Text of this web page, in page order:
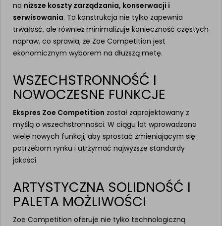
na niższe koszty zarządzania, konserwacji i
serwisowania. Ta konstrukcja nie tylko zapewnia
trwałość, ale również minimalizuje konieczność częstych
napraw, co sprawia, że Zoe Competition jest
ekonomicznym wyborem na dłuższą metę.
WSZECHSTRONNOŚĆ I
NOWOCZESNE FUNKCJE
Ekspres Zoe Competition został zaprojektowany z
myślą o wszechstronności. W ciągu lat wprowadzono
wiele nowych funkcji, aby sprostać zmieniającym się
potrzebom rynku i utrzymać najwyższe standardy
jakości.
ARTYSTYCZNA SOLIDNOŚĆ I
PALETA MOŻLIWOŚCI
Zoe Competition oferuje nie tylko technologiczną